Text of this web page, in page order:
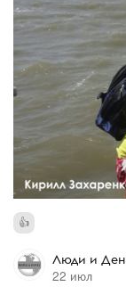
Люди и
22 июл